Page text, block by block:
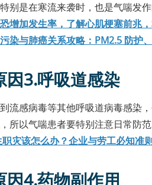
别是在寒流来袭时，也是气喘发
增加发生率，了解心肌梗塞前兆
染与肺癌关系攻略：PM2.5 防护
因3.呼吸道感染
流感病毒等其他呼吸道病毒感染
所以气喘患者要特别注意日常防
灾该怎么办？企业与劳工必知准
因4.药物副作用